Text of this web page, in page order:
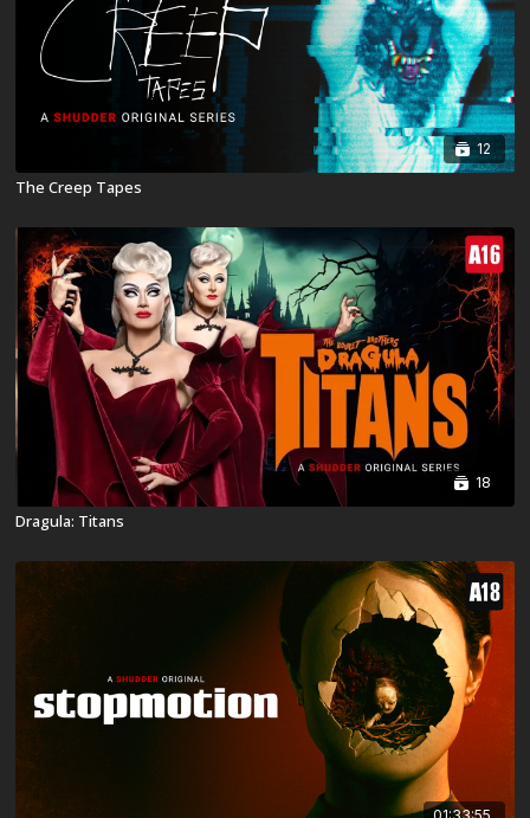
12
The Creep Tapes
18
Dragula: Titans